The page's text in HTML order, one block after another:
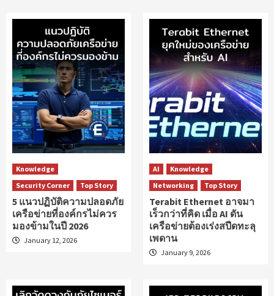
Knowledge
Security Corner
Top Story
5 แนวปฏิบัติความปลอดภัย
เครือข่ายที่องค์กรไม่ควร
มองข้ามในปี 2026
January 12, 2026
AI
Knowledge
Networking
Top Story
Terabit Ethernet อาจมา
เร็วกว่าที่คิด เมื่อ AI ดัน
เครือข่ายต้องเร่งสปีดทะลุ
เพดาน
January 9, 2026